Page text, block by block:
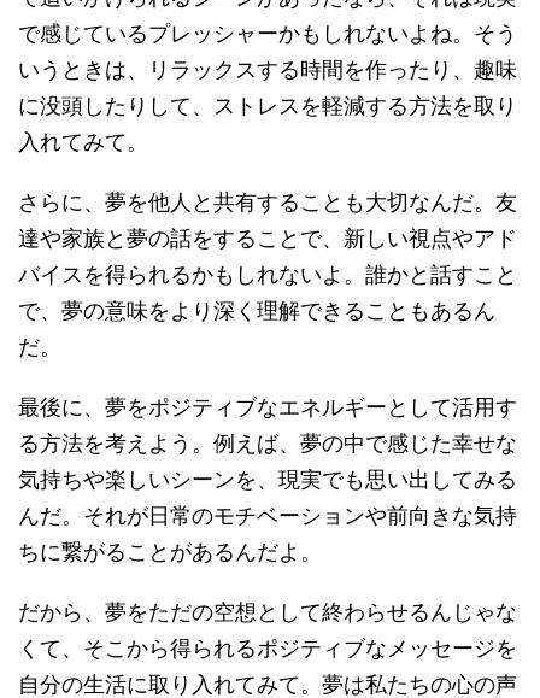
で感じているプレッシャーかもしれないよね。そう
いうときは、リラックスする時間を作ったり、趣味
に没頭したりして、ストレスを軽減する方法を取り
入れてみて。
さらに、夢を他人と共有することも大切なんだ。友
達や家族と夢の話をすることで、新しい視点やアド
バイスを得られるかもしれないよ。誰かと話すこと
で、夢の意味をより深く理解できることもあるん
だ。
最後に、夢をポジティブなエネルギーとして活用す
る方法を考えよう。例えば、夢の中で感じた幸せな
気持ちや楽しいシーンを、現実でも思い出してみる
んだ。それが日常のモチベーションや前向きな気持
ちに繋がることがあるんだよ。
だから、夢をただの空想として終わらせるんじゃな
くて、そこから得られるポジティブなメッセージを
自分の生活に取り入れてみて。夢は私たちの心の声